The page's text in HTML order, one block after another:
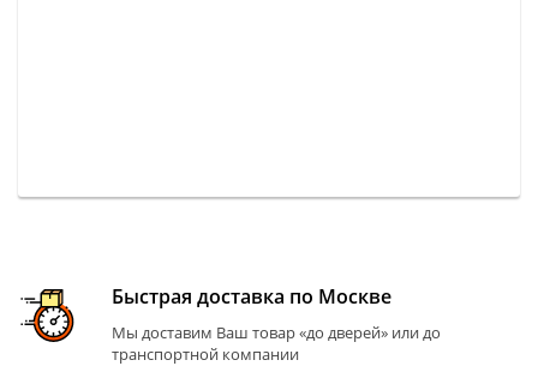
Быстрая доставка по Москве
Мы доставим Ваш товар «до дверей» или до
транспортной компании